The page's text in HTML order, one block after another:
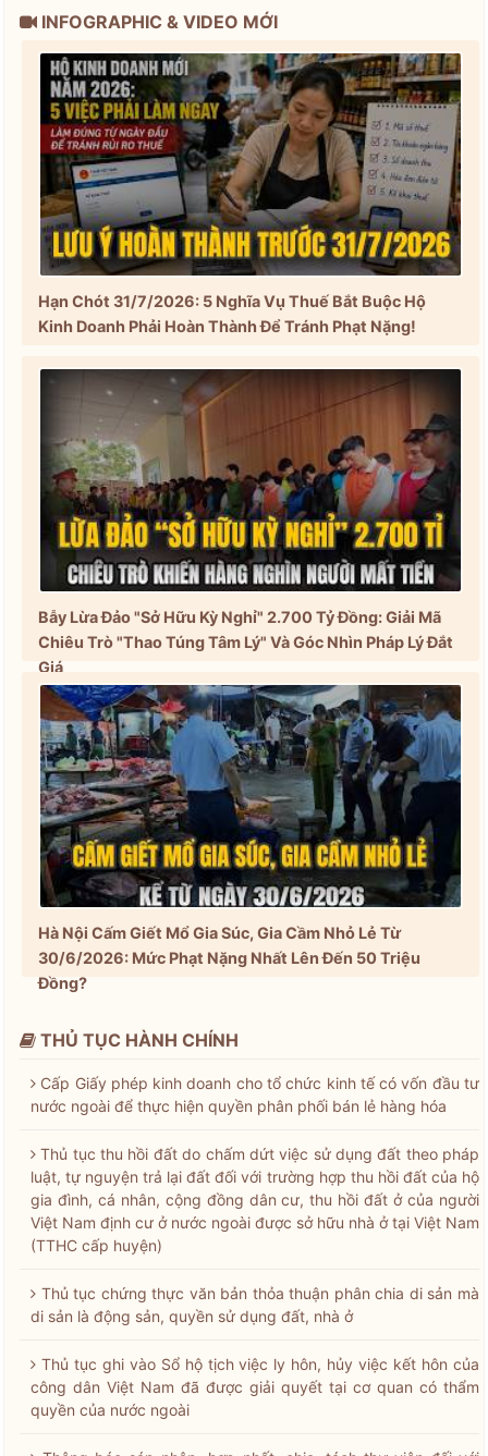
INFOGRAPHIC & VIDEO MỚI
Hạn Chót 31/7/2026: 5 Nghĩa Vụ Thuế Bắt Buộc Hộ
Kinh Doanh Phải Hoàn Thành Để Tránh Phạt Nặng!
Bẫy Lừa Đảo "Sở Hữu Kỳ Nghỉ" 2.700 Tỷ Đồng: Giải Mã
Chiêu Trò "Thao Túng Tâm Lý" Và Góc Nhìn Pháp Lý Đắt
Giá
Hà Nội Cấm Giết Mổ Gia Súc, Gia Cầm Nhỏ Lẻ Từ
30/6/2026: Mức Phạt Nặng Nhất Lên Đến 50 Triệu
Đồng?
THỦ TỤC HÀNH CHÍNH
Cấp Giấy phép kinh doanh cho tổ chức kinh tế có vốn đầu tư
nước ngoài để thực hiện quyền phân phối bán lẻ hàng hóa
Thủ tục thu hồi đất do chấm dứt việc sử dụng đất theo pháp
luật, tự nguyện trả lại đất đối với trường hợp thu hồi đất của hộ
gia đình, cá nhân, cộng đồng dân cư, thu hồi đất ở của người
Việt Nam định cư ở nước ngoài được sở hữu nhà ở tại Việt Nam
(TTHC cấp huyện)
Thủ tục chứng thực văn bản thỏa thuận phân chia di sản mà
di sản là động sản, quyền sử dụng đất, nhà ở
Thủ tục ghi vào Sổ hộ tịch việc ly hôn, hủy việc kết hôn của
công dân Việt Nam đã được giải quyết tại cơ quan có thẩm
quyền của nước ngoài